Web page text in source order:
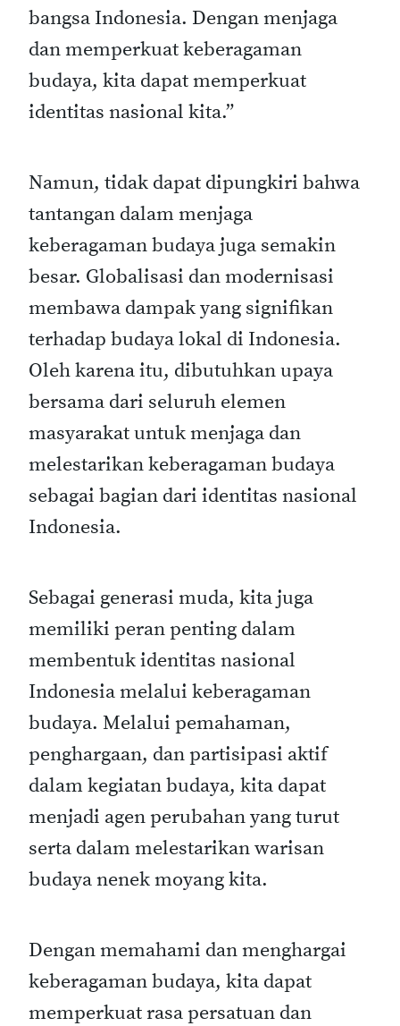
bangsa Indonesia. Dengan menjaga
dan memperkuat keberagaman
budaya, kita dapat memperkuat
identitas nasional kita.”
Namun, tidak dapat dipungkiri bahwa
tantangan dalam menjaga
keberagaman budaya juga semakin
besar. Globalisasi dan modernisasi
membawa dampak yang signifikan
terhadap budaya lokal di Indonesia.
Oleh karena itu, dibutuhkan upaya
bersama dari seluruh elemen
masyarakat untuk menjaga dan
melestarikan keberagaman budaya
sebagai bagian dari identitas nasional
Indonesia.
Sebagai generasi muda, kita juga
memiliki peran penting dalam
membentuk identitas nasional
Indonesia melalui keberagaman
budaya. Melalui pemahaman,
penghargaan, dan partisipasi aktif
dalam kegiatan budaya, kita dapat
menjadi agen perubahan yang turut
serta dalam melestarikan warisan
budaya nenek moyang kita.
Dengan memahami dan menghargai
keberagaman budaya, kita dapat
memperkuat rasa persatuan dan